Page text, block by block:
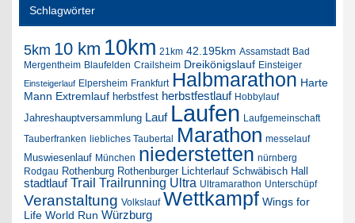
Schlagwörter
5km 10 km 10km 21km 42.195km Assamstadt Bad
Mergentheim Blaufelden Crailsheim Dreikönigslauf Einsteiger
Einsteigerlauf Elpersheim Frankfurt Halbmarathon Harte
Mann Extremlauf herbstfest herbstfestlauf Hobbylauf
Jahreshauptversammlung Lauf Laufen Laufgemeinschaft
Tauberfranken liebliches Taubertal Marathon messelauf
Muswiesenlauf München niederstetten nürnberg
Rodgau Rothenburg Rothenburger Lichterlauf Schwäbisch Hall
stadtlauf Trail Trailrunning Ultra Ultramarathon Unterschüpf
Veranstaltung Volkslauf Wettkampf Wings for
Life World Run Würzburg